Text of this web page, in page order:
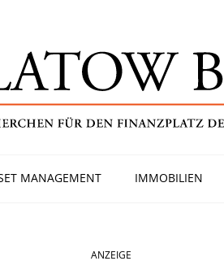
MANAGEMENT IMMOBILIEN
ANZEIGE